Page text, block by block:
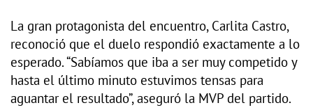
La gran protagonista del encuentro, Carlita Castro,
reconoció que el duelo respondió exactamente a lo
esperado. “Sabíamos que iba a ser muy competido y
hasta el último minuto estuvimos tensas para
aguantar el resultado”, aseguró la MVP del partido.